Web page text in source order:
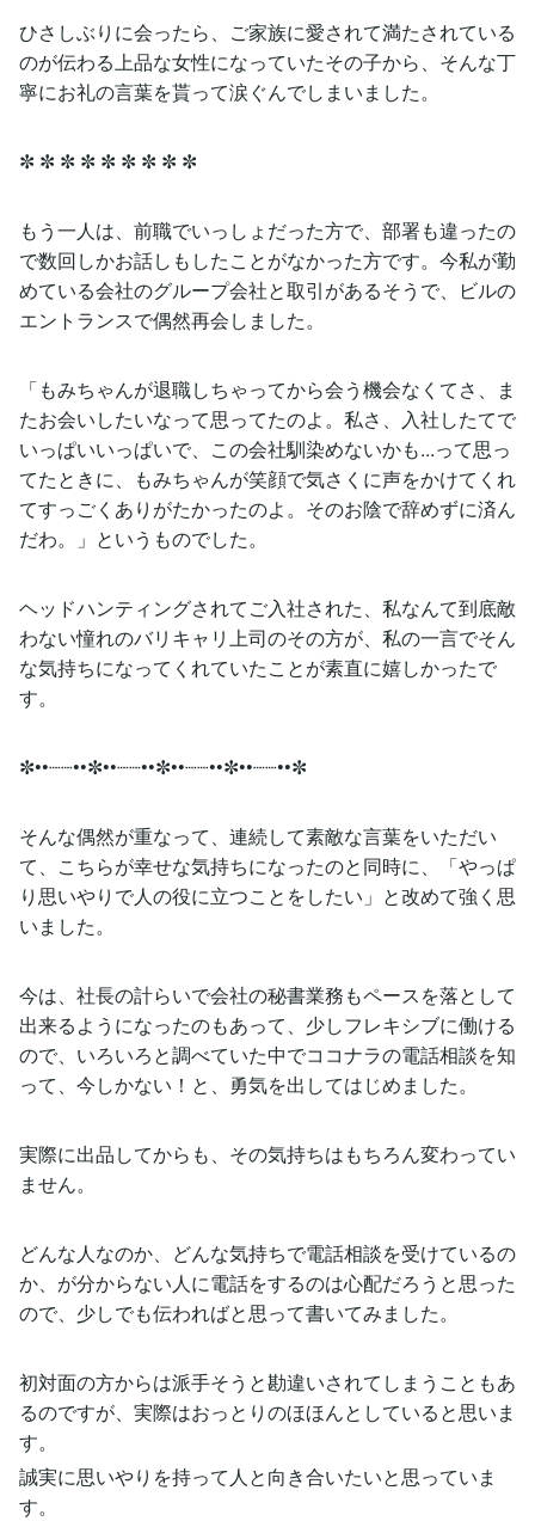
ひさしぶりに会ったら、ご家族に愛されて満たされている
のが伝わる上品な女性になっていたその子から、そんな丁
寧にお礼の言葉を貰って涙ぐんでしまいました。
✼ ✼ ✼ ✼ ✼ ✼ ✼ ✼ ✼
もう一人は、前職でいっしょだった方で、部署も違ったの
で数回しかお話しもしたことがなかった方です。今私が勤
めている会社のグループ会社と取引があるそうで、ビルの
エントランスで偶然再会しました。
「もみちゃんが退職しちゃってから会う機会なくてさ、ま
たお会いしたいなって思ってたのよ。私さ、入社したてで
いっぱいいっぱいで、この会社馴染めないかも...って思っ
てたときに、もみちゃんが笑顔で気さくに声をかけてくれ
てすっごくありがたかったのよ。そのお陰で辞めずに済ん
だわ。」というものでした。
ヘッドハンティングされてご入社された、私なんて到底敵
わない憧れのバリキャリ上司のその方が、私の一言でそん
な気持ちになってくれていたことが素直に嬉しかったで
す。
✼••┈┈••✼••┈┈••✼••┈┈••✼••┈┈••✼
そんな偶然が重なって、連続して素敵な言葉をいただい
て、こちらが幸せな気持ちになったのと同時に、「やっぱ
り思いやりで人の役に立つことをしたい」と改めて強く思
いました。
今は、社長の計らいで会社の秘書業務もペースを落として
出来るようになったのもあって、少しフレキシブに働ける
ので、いろいろと調べていた中でココナラの電話相談を知
って、今しかない！と、勇気を出してはじめました。
実際に出品してからも、その気持ちはもちろん変わってい
ません。
どんな人なのか、どんな気持ちで電話相談を受けているの
か、が分からない人に電話をするのは心配だろうと思った
ので、少しでも伝わればと思って書いてみました。
初対面の方からは派手そうと勘違いされてしまうこともあ
るのですが、実際はおっとりのほほんとしていると思いま
す。
誠実に思いやりを持って人と向き合いたいと思っていま
す。